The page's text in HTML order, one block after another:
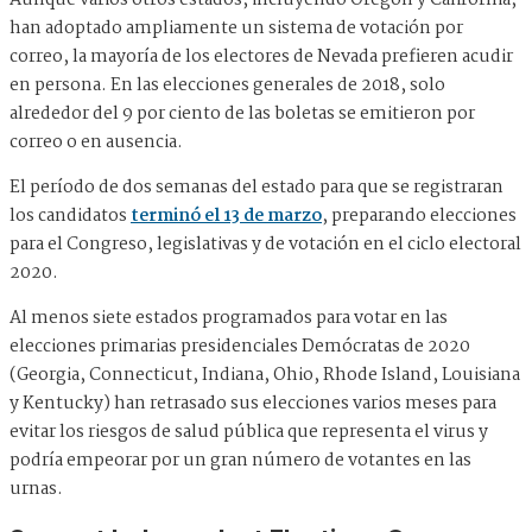
han adoptado ampliamente un sistema de votación por
correo, la mayoría de los electores de Nevada prefieren acudir
en persona. En las elecciones generales de 2018, solo
alrededor del 9 por ciento de las boletas se emitieron por
correo o en ausencia.
El período de dos semanas del estado para que se registraran
los candidatosterminó el 13 de marzo, preparando elecciones
para el Congreso, legislativas y de votación en el ciclo electoral
2020.
Al menos siete estados programados para votar en las
elecciones primarias presidenciales Demócratas de 2020
(Georgia, Connecticut, Indiana, Ohio, Rhode Island, Louisiana
y Kentucky) han retrasado sus elecciones varios meses para
evitar los riesgos de salud pública que representa el virus y
podría empeorar por un gran número de votantes en las
urnas.